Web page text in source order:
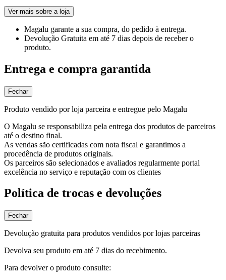
Ver mais sobre a loja
Magalu garante a sua compra, do pedido à entrega.
Devolução Gratuita em até 7 dias depois de receber o
produto.
Entrega e compra garantida
Fechar
Produto vendido por loja parceira e entregue pelo Magalu
O Magalu se responsabiliza pela entrega dos produtos de parceiros
até o destino final.
As vendas são certificadas com nota fiscal e garantimos a
procedência de produtos originais.
Os parceiros são selecionados e avaliados regularmente portal
excelência no serviço e reputação com os clientes
Política de trocas e devoluções
Fechar
Devolução gratuita para produtos vendidos por lojas parceiras
Devolva seu produto em até 7 dias do recebimento.
Para devolver o produto consulte: